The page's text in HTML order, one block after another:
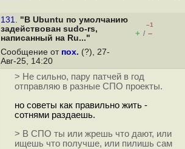
131. "В Ubuntu по умолчанию
задействован sudo-rs,
написанный на Ru..."
–1
+ / –
Сообщение от пох. (?), 27-
Авг-25, 14:20
> Не сильно, пару патчей в год
отправляю в разные СПО проекты.
но советы как правильно жить -
сотнями раздаешь.
> В СПО ты или жрешь что дают, или
ищешь что получше, или пилишь сам